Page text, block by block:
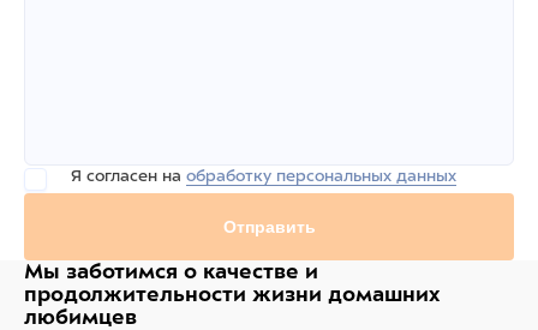
Я согласен на обработку персональных данных
Отправить
Мы заботимся о качестве и
продолжительности жизни домашних
любимцев